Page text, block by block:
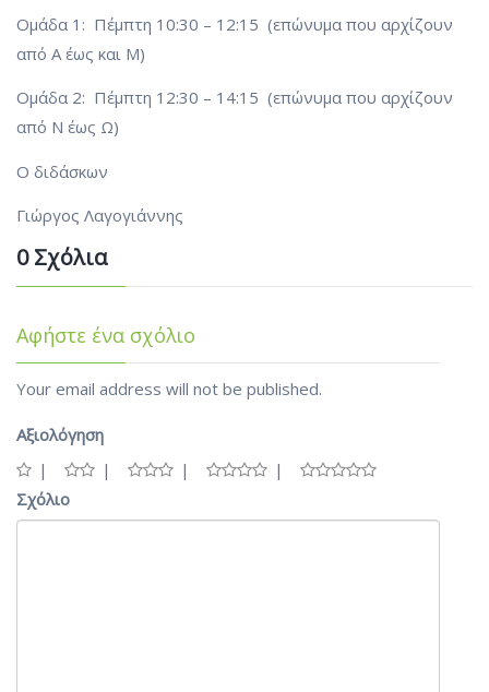
Ομάδα 1: Πέμπτη 10:30 – 12:15 (επώνυμα που αρχίζουν
από Α έως και Μ)
Ομάδα 2: Πέμπτη 12:30 – 14:15 (επώνυμα που αρχίζουν
από Ν έως Ω)
Ο διδάσκων
Γιώργος Λαγογιάννης
0 Σχόλια
Αφήστε ένα σχόλιο
Your email address will not be published.
Αξιολόγηση
Σχόλιο